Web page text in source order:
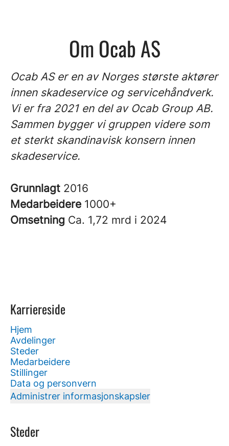
Om Ocab AS
Ocab AS er en av Norges største aktører
innen skadeservice og servicehåndverk.
Vi er fra 2021 en del av Ocab Group AB.
Sammen bygger vi gruppen videre som
et sterkt skandinavisk konsern innen
skadeservice.
Grunnlagt 2016
Medarbeidere 1000+
Omsetning Ca. 1,72 mrd i 2024
Karriereside
Hjem
Avdelinger
Steder
Medarbeidere
Stillinger
Data og personvern
Administrer informasjonskapsler
Steder